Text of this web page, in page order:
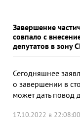
Завершение
совпало с
депутатов в зону
Сегодняшнее
о завершении в
может дать повод
17.10.2022 в 22:08:00